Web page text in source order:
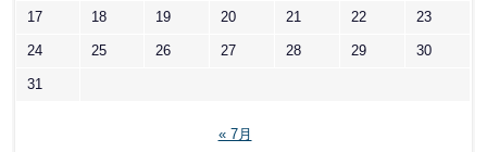
17 18 19 20 21 22 23
24 25 26 27 28 29 30
31
« 7月